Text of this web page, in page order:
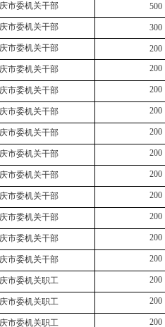
市委机关干部 500
市委机关干部 300
市委机关干部 200
市委机关干部 200
市委机关干部 200
市委机关干部 200
市委机关干部 200
市委机关干部 200
市委机关干部 200
市委机关干部 200
市委机关干部 200
市委机关干部 200
市委机关干部 200
市委机关职工 200
市委机关职工 200
市委机关职工 200